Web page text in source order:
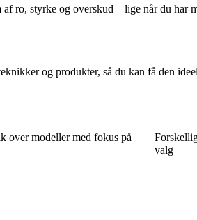
ro, styrke og overskud – lige når du har
og produkter, så du kan få den
over modeller med fokus på
valg